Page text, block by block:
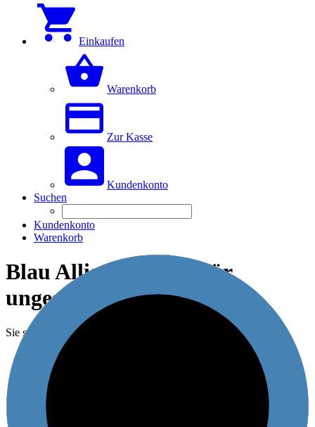
Einkaufen
Warenkorb
Zur Kasse
Kundenkonto
Suchen
Kundenkonto
Warenkorb
Blau Allianz PT 282 für
ungestrichene Papiere
Sie sind hier: »FARBAUSMISCHUNGEN
Für ungestrichene Papiere
0%
Farbton angepasst
0%
Schnell wegschlagend